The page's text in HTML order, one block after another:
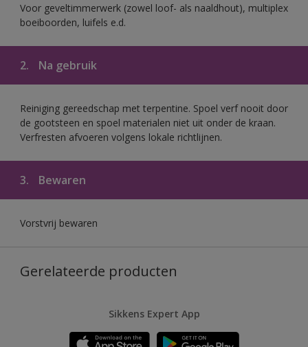
Voor geveltimmerwerk (zowel loof- als naaldhout), multiplex
boeiboorden, luifels e.d.
2. Na gebruik
Reiniging gereedschap met terpentine. Spoel verf nooit door
de gootsteen en spoel materialen niet uit onder de kraan.
Verfresten afvoeren volgens lokale richtlijnen.
3. Bewaren
Vorstvrij bewaren
Gerelateerde producten
Sikkens Expert App